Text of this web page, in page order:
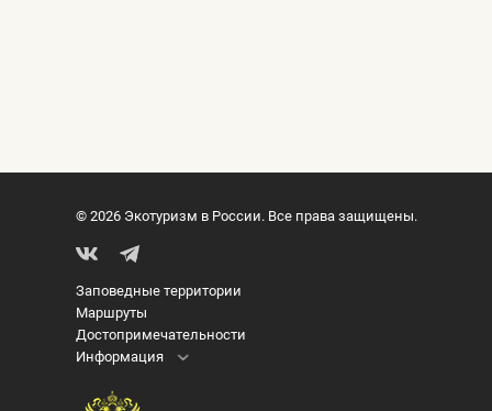
© 2026 Экотуризм в России. Все права защищены.
Заповедные территории
Маршруты
Достопримечательности
Информация